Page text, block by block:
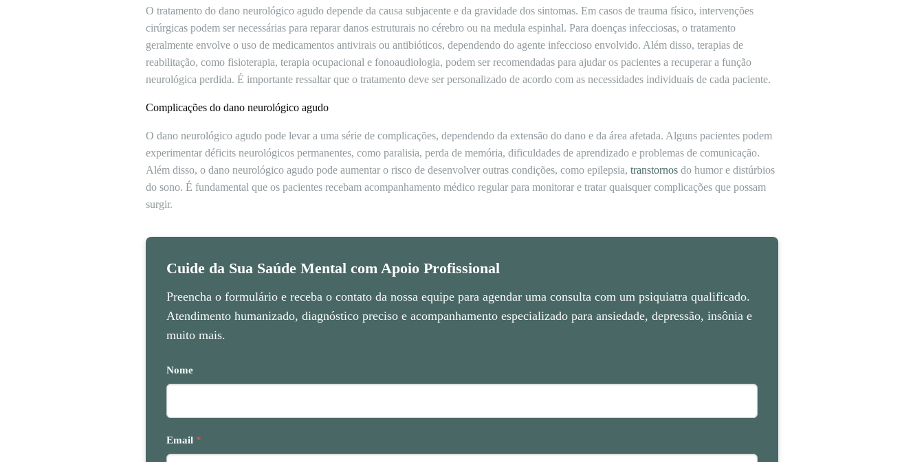
O tratamento do dano neurológico agudo depende da causa subjacente e da gravidade dos sintomas. Em casos de trauma físico, intervenções
cirúrgicas podem ser necessárias para reparar danos estruturais no cérebro ou na medula espinhal. Para doenças infecciosas, o tratamento
geralmente envolve o uso de medicamentos antivirais ou antibióticos, dependendo do agente infeccioso envolvido. Além disso, terapias de
reabilitação, como fisioterapia, terapia ocupacional e fonoaudiologia, podem ser recomendadas para ajudar os pacientes a recuperar a função
neurológica perdida. É importante ressaltar que o tratamento deve ser personalizado de acordo com as necessidades individuais de cada paciente.
Complicações do dano neurológico agudo
O dano neurológico agudo pode levar a uma série de complicações, dependendo da extensão do dano e da área afetada. Alguns pacientes podem
experimentar déficits neurológicos permanentes, como paralisia, perda de memória, dificuldades de aprendizado e problemas de comunicação.
Além disso, o dano neurológico agudo pode aumentar o risco de desenvolver outras condições, como epilepsia, transtornos do humor e distúrbios
do sono. É fundamental que os pacientes recebam acompanhamento médico regular para monitorar e tratar quaisquer complicações que possam
surgir.
Cuide da Sua Saúde Mental com Apoio Profissional
Preencha o formulário e receba o contato da nossa equipe para agendar uma consulta com um psiquiatra qualificado.
Atendimento humanizado, diagnóstico preciso e acompanhamento especializado para ansiedade, depressão, insônia e
muito mais.
Nome
Email *